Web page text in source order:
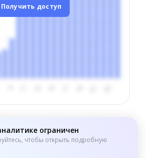
Получить доступ
ограничен
чтобы открыть подробную